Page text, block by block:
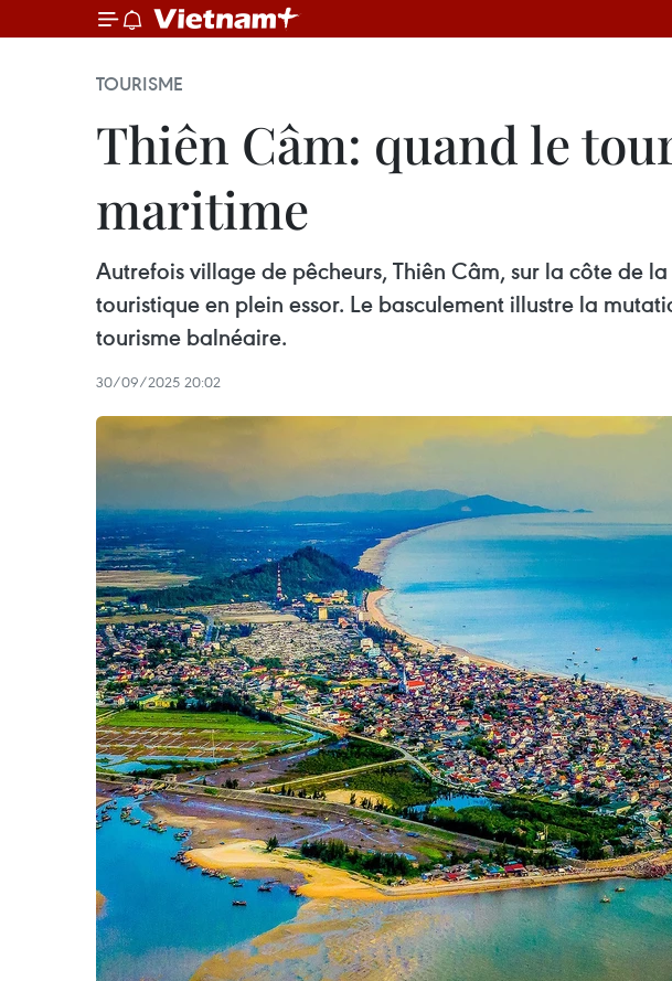
TOURISME
Thiên Câm: quand le
maritime
Autrefois village de pêcheurs, Thiên Câm, sur la côte de
touristique en plein essor. Le basculement illustre la
tourisme balnéaire.
30/09/2025 20:02